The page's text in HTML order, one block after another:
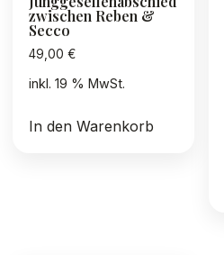
zwischen Reben &
Secco
49,00 €
inkl. 19 % MwSt.
In den Warenkorb